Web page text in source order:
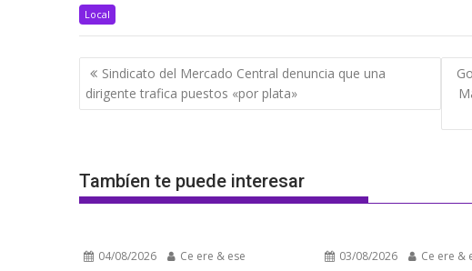
Local
Navegación
de
entradas
Sindicato del Mercado Central denuncia que una
dirigente trafica puestos «por plata»
Tambíen te puede interesar
04/08/2026 Ce ere & ese 03/08/2026 Ce ere &